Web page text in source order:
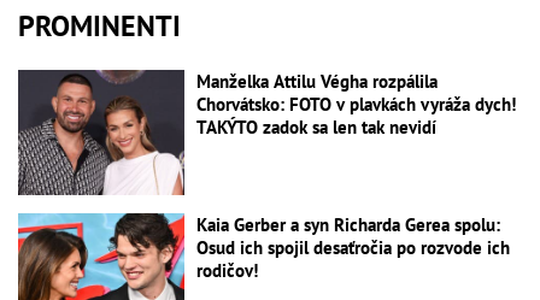
PROMINENTI
Manželka Attilu Végha rozpálila
Chorvátsko: FOTO v plavkách vyráža dych!
TAKÝTO zadok sa len tak nevidí
Kaia Gerber a syn Richarda Gerea spolu:
Osud ich spojil desaťročia po rozvode ich
rodičov!